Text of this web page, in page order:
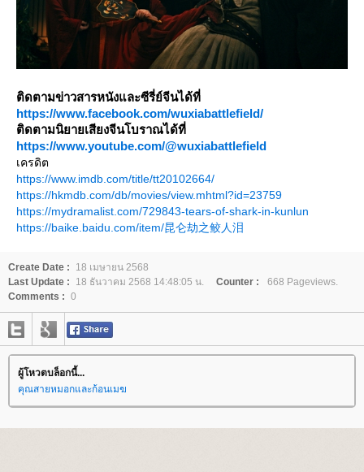
ติดตามข่าวสารหนังและซีรี่ย์จีนได้ที่
https://www.facebook.com/wuxiabattlefield/
ติดตามนิยายเสียงจีนโบราณได้ที่
https://www.youtube.com/@wuxiabattlefield
เครดิต
https://www.imdb.com/title/tt20102664/
https://hkmdb.com/db/movies/view.mhtml?id=23759
https://mydramalist.com/729843-tears-of-shark-in-kunlun
https://baike.baidu.com/item/昆仑劫之鲛人泪
Create Date :
18 เมษายน 2568
Last Update :
18 ธันวาคม 2568 14:48:05 น. Counter :
668 Pageviews.
Comments : 0
ผู้โหวตบล็อกนี้...
คุณสายหมอกและก้อนเมฆ